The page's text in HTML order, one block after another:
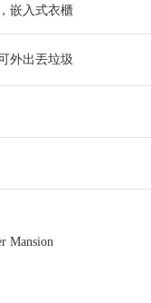
嵌入式衣櫃
外出丟垃圾
Mansion